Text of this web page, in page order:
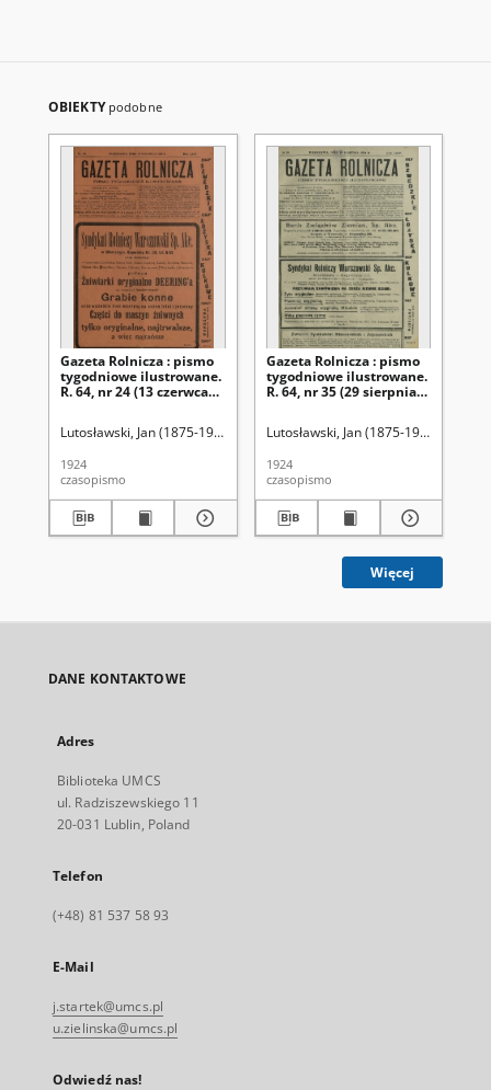
OBIEKTY podobne
Gazeta Rolnicza : pismo
tygodniowe ilustrowane.
R. 64, nr 24 (13 czerwca
Lutosławski, Jan (1875-1950). Red.
1924
czasopismo
Gazeta Rolnicza : pismo
tygodniowe ilustrowane.
R. 64, nr 35 (29 sierpnia
Lutosławski, Jan (1875-1950). Red.
1924
czasopismo
Więcej
DANE KONTAKTOWE
Adres
Biblioteka UMCS
ul. Radziszewskiego 11
20-031 Lublin, Poland
Telefon
(+48) 81 537 58 93
E-Mail
j.startek@umcs.pl
u.zielinska@umcs.pl
Odwiedź nas!